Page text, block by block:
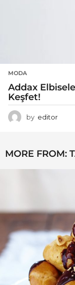
MODA
Addax
Keşfet!
by editor
MORE FROM: